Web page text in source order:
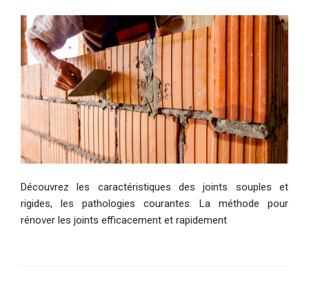
Découvrez les caractéristiques des joints souples et
rigides, les pathologies courantes. La méthode pour
rénover les joints efficacement et rapidement